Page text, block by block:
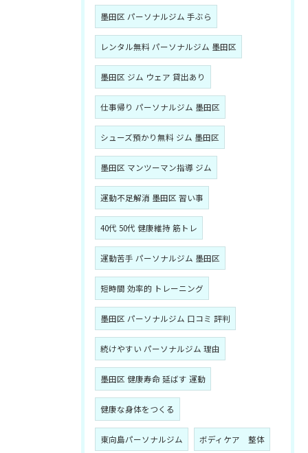
墨田区 パーソナルジム 手ぶら
レンタル無料 パーソナルジム 墨田区
墨田区 ジム ウェア 貸出あり
仕事帰り パーソナルジム 墨田区
シューズ預かり無料 ジム 墨田区
墨田区 マンツーマン指導 ジム
運動不足解消 墨田区 習い事
40代 50代 健康維持 筋トレ
運動苦手 パーソナルジム 墨田区
短時間 効率的 トレーニング
墨田区 パーソナルジム 口コミ 評判
続けやすい パーソナルジム 理由
墨田区 健康寿命 延ばす 運動
健康な身体をつくる
東向島パーソナルジム ボディケア 整体